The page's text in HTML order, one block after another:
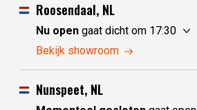
Roosendaal, NL
Nu opengaat dicht om 17:30
zondag
maandag
dinsdag
woensdag
Bekijk showroom
Nunspeet, NL